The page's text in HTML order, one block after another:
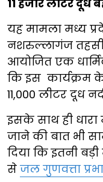
11 हजार लीटर दूध
यह मामला मध्य
नशरुल्लागंज
आयोजित एक
कि इस कार्यक्रम के
11,000 लीटर दूध
इसके साथ ही धारा
जाने की बात भी
दिया कि इतनी
से जल गुणवत्ता